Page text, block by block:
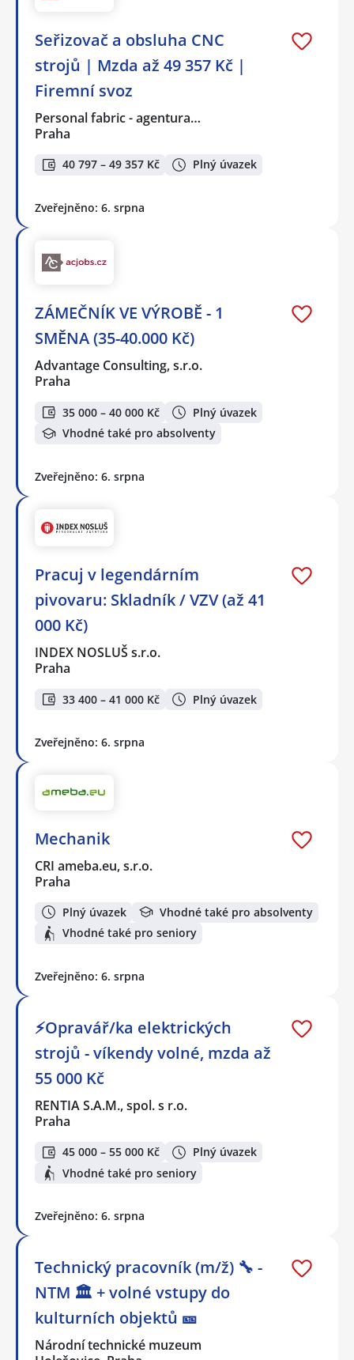
Seřizovač a obsluha CNC
strojů | Mzda až 49 357 Kč |
Firemní svoz
Personal fabric - agentura…
Praha
40 797 – 49 357 Kč Plný úvazek
Zveřejněno: 6. srpna
ZÁMEČNÍK VE VÝROBĚ - 1
SMĚNA (35-40.000 Kč)
Advantage Consulting, s.r.o.
Praha
35 000 – 40 000 Kč
Plný úvazek
Vhodné také pro absolventy
Zveřejněno: 6. srpna
Pracuj v legendárním
pivovaru: Skladník / VZV (až 41
000 Kč)
INDEX NOSLUŠ s.r.o.
Praha
33 400 – 41 000 Kč Plný úvazek
Zveřejněno: 6. srpna
Mechanik
CRI ameba.eu, s.r.o.
Praha
Plný úvazek
Vhodné také pro absolventy
Vhodné také pro seniory
Zveřejněno: 6. srpna
⚡Opravář/ka elektrických
strojů - víkendy volné, mzda až
55 000 Kč
RENTIA S.A.M., spol. s r.o.
Praha
45 000 – 55 000 Kč
Plný úvazek
Vhodné také pro seniory
Zveřejněno: 6. srpna
Technický pracovník (m/ž) 🔧 -
NTM 🏛 + volné vstupy do
kulturních objektů 🎫
Národní technické muzeum